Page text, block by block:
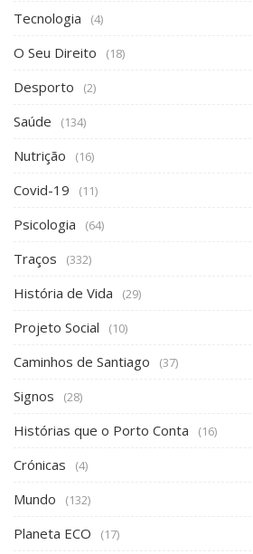
Tecnologia (4)
O Seu Direito (18)
Desporto (2)
Saúde (134)
Nutrição (16)
Covid-19 (11)
Psicologia (64)
Traços (332)
História de Vida (29)
Projeto Social (10)
Caminhos de Santiago (37)
Signos (28)
Histórias que o Porto Conta (16)
Crónicas (4)
Mundo (132)
Planeta ECO (17)